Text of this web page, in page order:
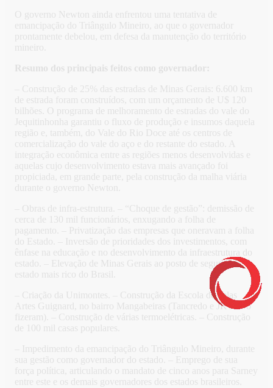
O governo Newton ainda enfrentou uma tentativa de
emancipação do Triângulo Mineiro, ao que o governador
prontamente debelou, em defesa da manutenção do território
mineiro.
Resumo dos principais feitos como governador:
– Construção de 25% das estradas de Minas Gerais: 6.600 km
de estrada foram construídos, com um orçamento de U$ 120
bilhões. O programa de melhoramento de estradas do vale do
Jequitinhonha garantiu o fluxo de produção e insumos daquela
região e, também, do Vale do Rio Doce até os centros de
comercialização do vale do aço e do restante do estado. A
integração econômica entre as regiões menos desenvolvidas e
aquelas cujo desenvolvimento estava mais avançado foi
propiciada, em grande parte, pela construção da malha viária
durante o governo Newton.
– Obras de infra-estrutura. – “Choque de gestão”: demissão de
cerca de 130 mil funcionários, enxugando a folha de
pagamento. – Privatização das empresas que oneravam a folha
do Estado. – Inversão de prioridades dos investimentos, com
ênfase na educação e no desenvolvimento da infraestrutura do
estado. – Elevação de Minas Gerais ao posto de segundo
estado mais rico do Brasil.
– Criação da Unimontes. – Construção da Escola de belas
Artes Guignard, no bairro Mangabeiras (Tancredo e JK não o
fizeram). – Construção de várias termoelétricas. – Construção
de 100 mil casas populares.
– Impedimento da emancipação do Triângulo Mineiro, durante
sua gestão como governador do estado. – Emprego de sua
força política, articulando o mandato de cinco anos para Sarney
entre este e os demais governadores dos estados brasileiros.